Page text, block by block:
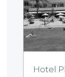
Hotel